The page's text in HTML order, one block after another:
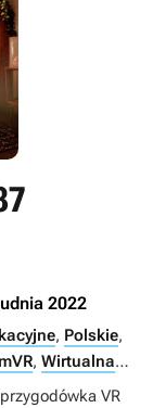
2022
, Polskie,
, Wirtualna
VR